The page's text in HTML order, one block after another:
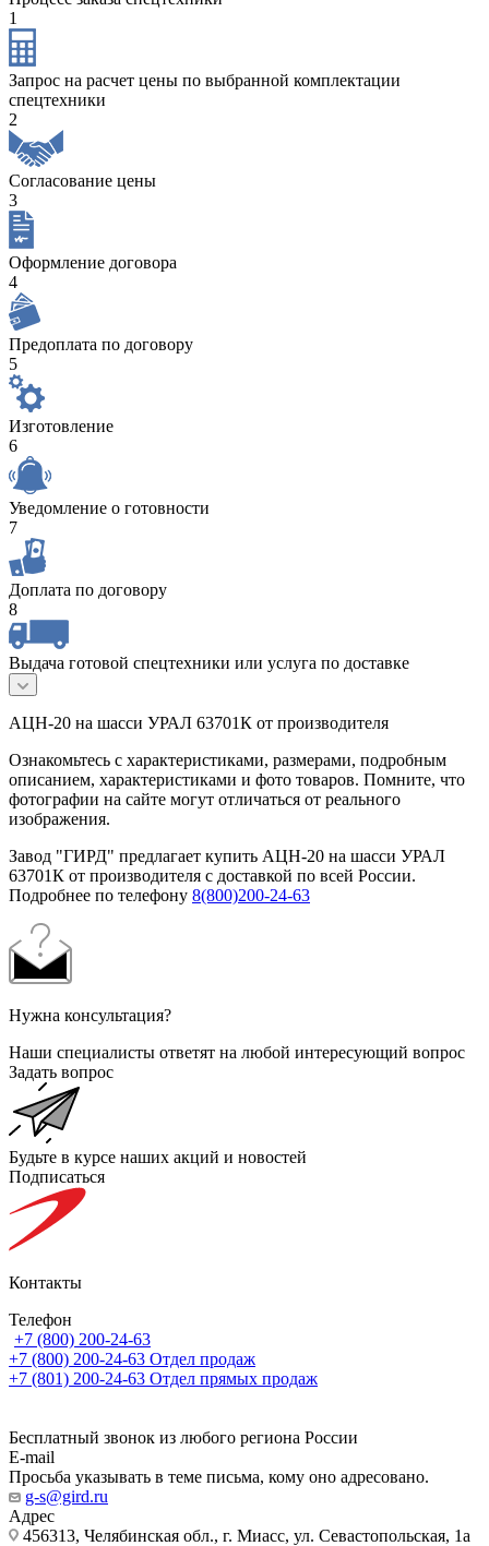
1
Запрос на расчет цены по выбранной комплектации
спецтехники
2
Согласование цены
3
Оформление договора
4
Предоплата по договору
5
Изготовление
6
Уведомление о готовности
7
Доплата по договору
8
Выдача готовой спецтехники или услуга по доставке
АЦН-20 на шасси УРАЛ 63701К от производителя
Ознакомьтесь с характеристиками, размерами, подробным
описанием, характеристиками и фото товаров. Помните, что
фотографии на сайте могут отличаться от реального
изображения.
Завод "ГИРД" предлагает купить АЦН-20 на шасси УРАЛ
63701К от производителя с доставкой по всей России.
Подробнее по телефону 8(800)200-24-63
Нужна консультация?
Наши специалисты ответят на любой интересующий вопрос
Задать вопрос
Будьте в курсе наших акций и новостей
Подписаться
Контакты
Телефон
+7 (800) 200-24-63
+7 (800) 200-24-63 Отдел продаж
+7 (801) 200-24-63 Отдел прямых продаж
Бесплатный звонок из любого региона России
E-mail
Просьба указывать в теме письма, кому оно адресовано.
g-s@gird.ru
Адрес
456313, Челябинская обл., г. Миасс, ул. Севастопольская, 1а